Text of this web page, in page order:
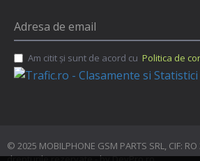
Am citit şi sunt de acord cu Politica de
© 2025 MOBILPHONE GSM PARTS SRL, CIF: